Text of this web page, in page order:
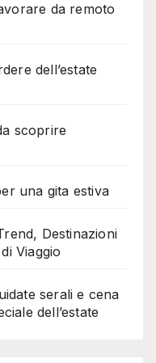
da remoto
dell’estate
scoprire
una gita estiva
Destinazioni
Viaggio
serali e cena
dell’estate